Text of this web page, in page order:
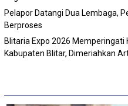
Pelapor Datangi Dua Lembaga,
Berproses
Blitaria Expo 2026 Memperingati
Kabupaten Blitar, Dimeriahkan